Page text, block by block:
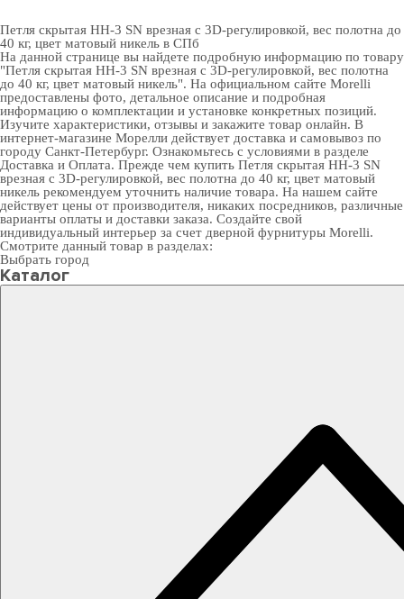
Петля скрытая HH-3 SN врезная с 3D-регулировкой, вес полотна до
40 кг, цвет матовый никель в СПб
На данной странице вы найдете подробную информацию по товару
"Петля скрытая HH-3 SN врезная с 3D-регулировкой, вес полотна
до 40 кг, цвет матовый никель". На официальном сайте Morelli
предоставлены фото, детальное описание и подробная
информацию о комплектации и установке конкретных позиций.
Изучите характеристики, отзывы и закажите товар онлайн. В
интернет-магазине Морелли действует доставка и самовывоз по
городу Санкт-Петербург. Ознакомьтесь с условиями в разделе
Доставка и Оплата. Прежде чем купить Петля скрытая HH-3 SN
врезная с 3D-регулировкой, вес полотна до 40 кг, цвет матовый
никель рекомендуем уточнить наличие товара. На нашем сайте
действует цены от производителя, никаких посредников, различные
варианты оплаты и доставки заказа. Создайте свой
индивидуальный интерьер за счет дверной фурнитуры Morelli.
Смотрите данный товар в разделах:
Выбрать город
Каталог